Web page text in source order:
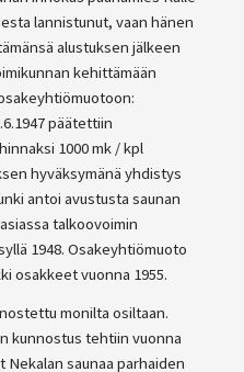
lannistunut, vaan hänen
alustuksen jälkeen
kehittämään
päätettiin
1000 mk / kpl
hyväksymänä yhdistys
antoi avustusta saunan
talkoovoimin
1948. Osakeyhtiömuoto
osakkeet vuonna 1955.
monilta osiltaan.
kunnostus tehtiin vuonna
Nekalan saunaa parhaiden